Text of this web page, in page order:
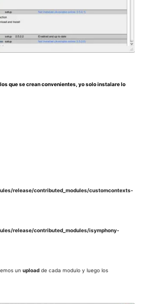
que se crean convenientes, yo solo instalare lo
release/contributed_modules/customcontexts-
release/contributed_modules/isymphony-
un upload de cada modulo y luego los